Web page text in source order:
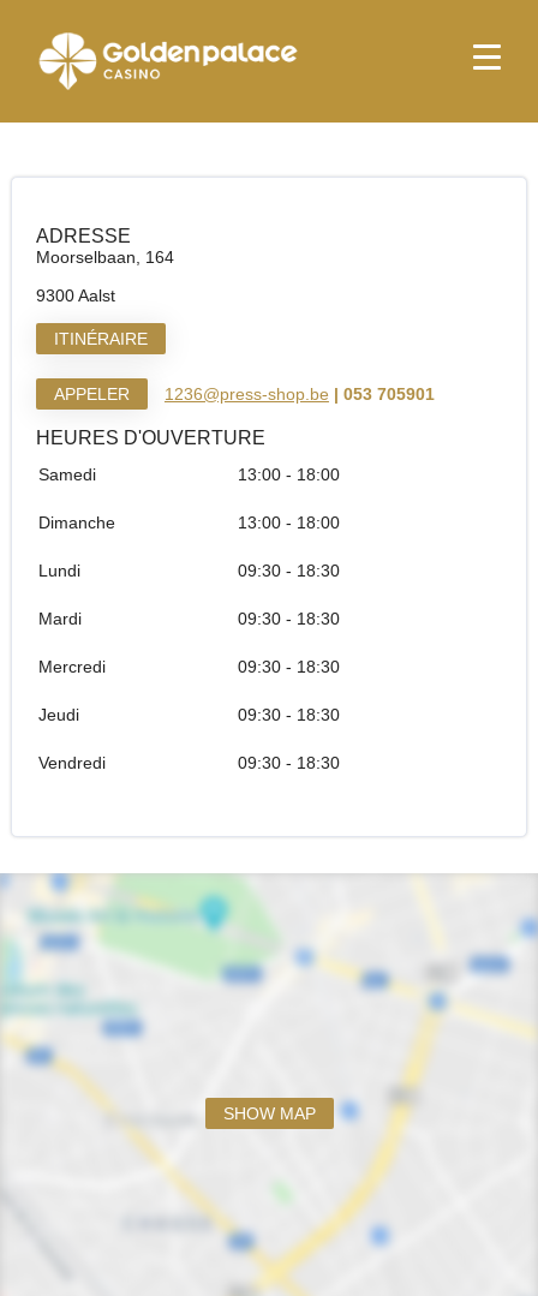
page d'accueil
ADRESSE
Moorselbaan, 164
9300 Aalst
ITINÉRAIRE
APPELER 1236@press-shop.be | 053 705901
HEURES D'OUVERTURE
Samedi 13:00 - 18:00
Dimanche 13:00 - 18:00
Lundi 09:30 - 18:30
Mardi 09:30 - 18:30
Mercredi 09:30 - 18:30
Jeudi 09:30 - 18:30
Vendredi 09:30 - 18:30
SHOW MAP